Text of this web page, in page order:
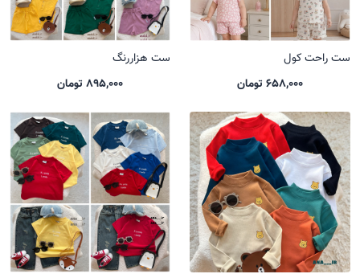
ست راحت کول
658,000 تومان
ست هزاررنگ
895,000 تومان